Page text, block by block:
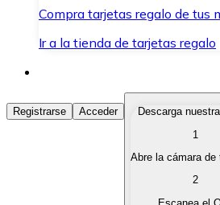
Compra tarjetas regalo de tus
Ir a la tienda de tarjetas regalo
Comprar Criptomonedas
Compra criptomonedas con
Vende tus criptomonedas de
Registrarse Acceder
Descarga
1
Abre la cámara de
2